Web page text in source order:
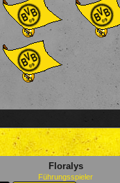
Floralys
Führungsspieler